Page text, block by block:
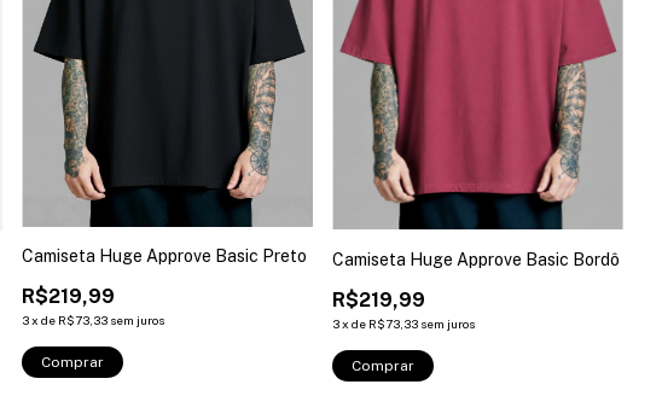
Camiseta Huge Approve Basic Preto
R$219,99
3xde R$73,33 sem juros
Comprar
Camiseta Huge Approve Basic Bordô
R$219,99
3xde R$73,33 sem juros
Comprar